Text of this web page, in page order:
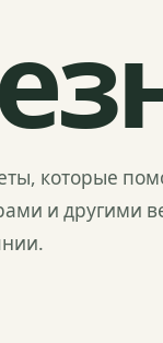
которые
и другими